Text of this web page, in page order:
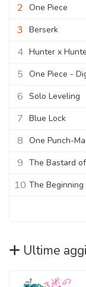
2 One Piece
3 Berserk
4 Hunter x
5 One Piece -
6 Solo Leveling
7 Blue Lock
8 One Punch-
9 The Bastard
10 The
Ultime